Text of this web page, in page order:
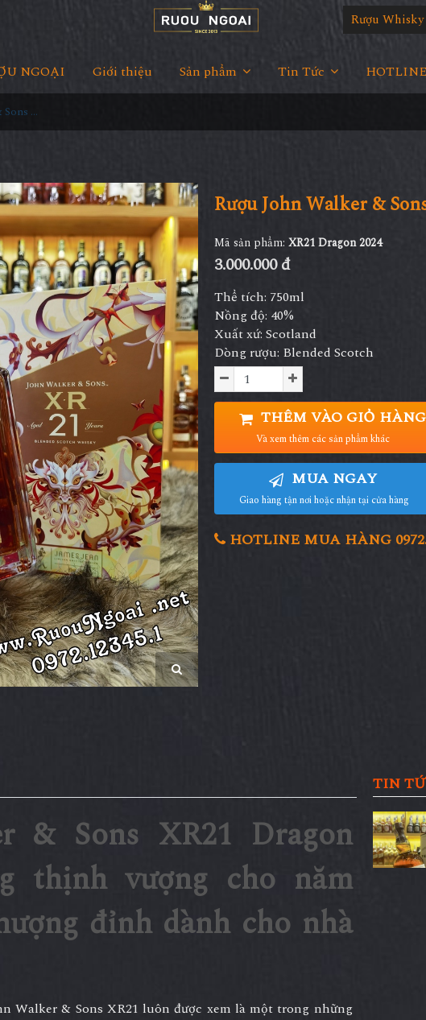
Rượu Whisky
NGOẠI Giới thiệu Sản phẩm Tin Tức HOTLINE
Rượu John Walker & Sons XR21 Dragon 2024
Rượu John Walker &
Mã sản phẩm: XR21 Dragon 2024
3.000.000 đ
Thể tích: 750ml
Nồng độ: 40%
Xuất xứ: Scotland
Dòng rượu: Blended Scotch
THÊM VÀO GIỎ HÀNG
Và xem thêm các sản phẩm khác
MUA NGAY
Giao hàng tận nơi hoặc nhận tại cửa hàng
HOTLINE MUA HÀNG
& Sons XR21 Dragon
thịnh vượng cho năm
đỉnh dành cho nhà
Walker & Sons XR21 luôn được xem là một trong những
TIN